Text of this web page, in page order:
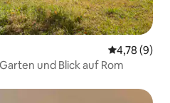
4,78 (9)
und Blick auf Rom